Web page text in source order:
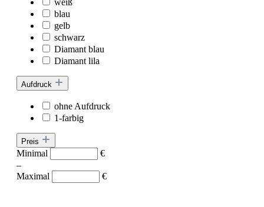
blau
gelb
schwarz
Diamant blau
Diamant lila
Aufdruck
ohne Aufdruck
1-farbig
Preis
Minimal
€
–
Maximal
€